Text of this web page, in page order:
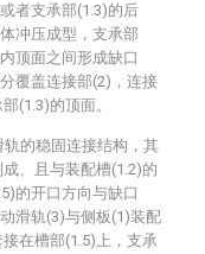
者支承部(1.3)的后
冲压成型，支承部
顶面之间形成缺口
覆盖连接部(2)，连接
(1.3)的顶面。
的稳固连接结构，其
、且与装配槽(1.2)的
的开口方向与缺口
滑轨(3)与侧板(1)装配
在槽部(1.5)上，支承